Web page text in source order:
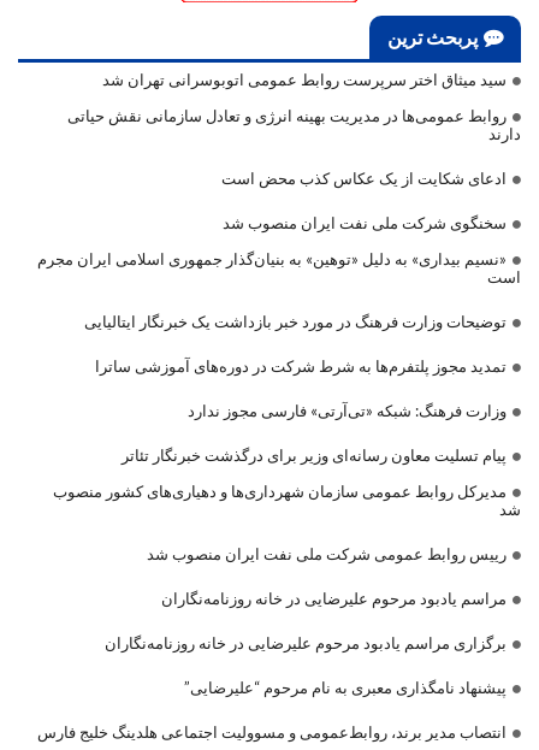
پربحث ترین
سید میثاق اختر سرپرست روابط عمومی اتوبوسرانی تهران شد
روابط عمومی‌ها در مدیریت بهینه انرژی و تعادل سازمانی نقش حیاتی
دارند
ادعای شکایت از یک عکاس کذب محض است
سخنگوی شرکت ملی نفت ایران منصوب شد
«نسیم بیداری» به دلیل «توهین» به بنیان‌گذار جمهوری اسلامی ایران مجرم
است
توضیحات وزارت فرهنگ در مورد خبر بازداشت یک خبرنگار ایتالیایی
تمدید مجوز پلتفرم‌ها به شرط شرکت در دوره‌های آموزشی ساترا
وزارت فرهنگ: شبکه «تی‌آرتی» فارسی مجوز ندارد
پیام تسلیت معاون رسانه‌ای وزیر برای درگذشت خبرنگار تئاتر
مدیرکل روابط عمومی سازمان شهرداری‌ها و دهیاری‌های کشور منصوب
شد
رییس روابط عمومی شرکت ملی نفت ایران منصوب شد
مراسم یادبود مرحوم علیرضایی در خانه روزنامه‌نگاران
برگزاری مراسم یادبود مرحوم علیرضایی در خانه روزنامه‌نگاران
پیشنهاد نامگذاری معبری به نام مرحوم “علیرضایی”
انتصاب مدیر برند، روابط‌عمومی و مسوولیت اجتماعی هلدینگ خلیج فارس